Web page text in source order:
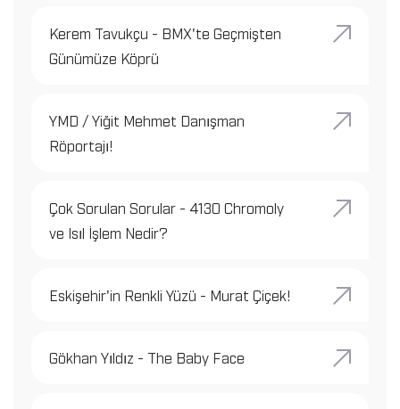
Kerem Tavukçu - BMX'te Geçmişten
Günümüze Köprü
YMD / Yiğit Mehmet Danışman
Röportajı!
Çok Sorulan Sorular - 4130 Chromoly
ve Isıl İşlem Nedir?
Eskişehir'in Renkli Yüzü - Murat Çiçek!
Gökhan Yıldız - The Baby Face